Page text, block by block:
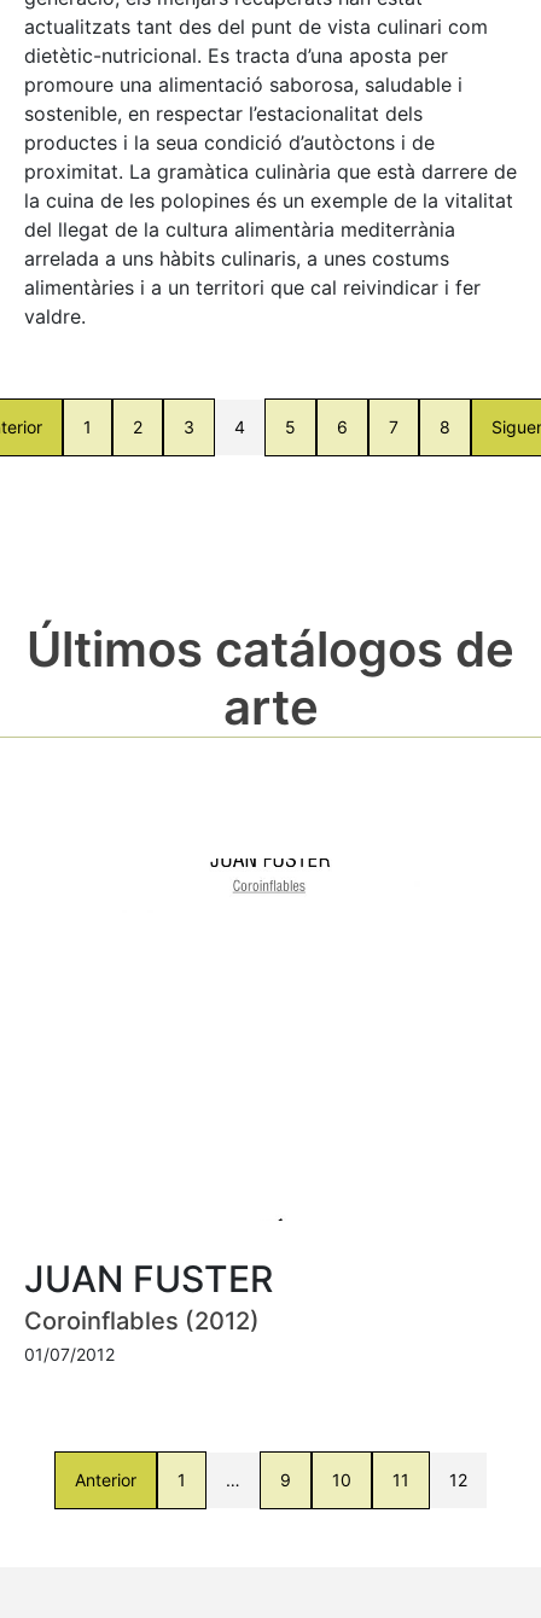
actualitzats tant des del punt de vista culinari com
dietètic-nutricional. Es tracta d’una aposta per
promoure una alimentació saborosa, saludable i
sostenible, en respectar l’estacionalitat dels
productes i la seua condició d’autòctons i de
proximitat. La gramàtica culinària que està darrere de
la cuina de les polopines és un exemple de la vitalitat
del llegat de la cultura alimentària mediterrània
arrelada a uns hàbits culinaris, a unes costums
alimentàries i a un territori que cal reivindicar i fer
valdre.
1 2 3 4 5 6 7 8
Últimos catálogos de
arte
JUAN FUSTER
Coroinflables (2012)
01/07/2012
Anterior 1 … 9 10 11 12